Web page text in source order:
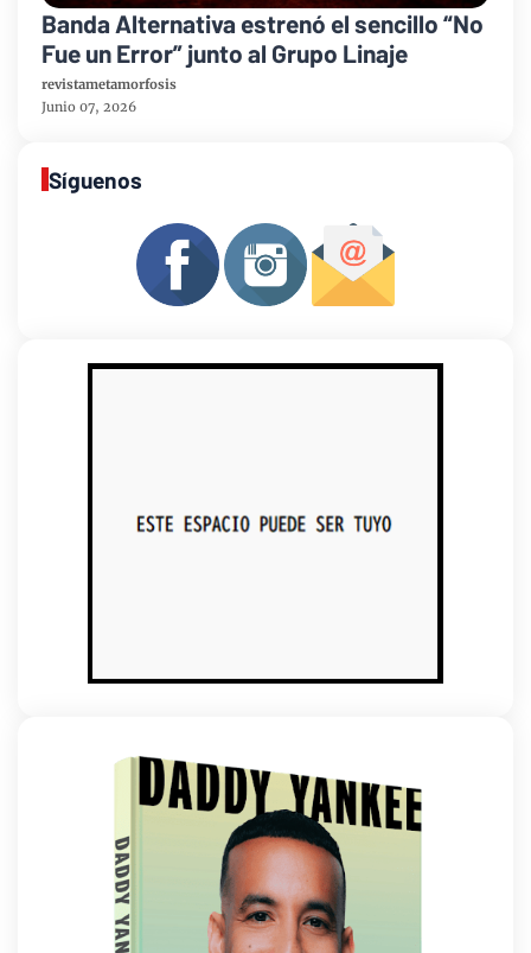
Banda Alternativa estrenó el sencillo “No
Fue un Error” junto al Grupo Linaje
revistametamorfosis
Junio 07, 2026
Síguenos